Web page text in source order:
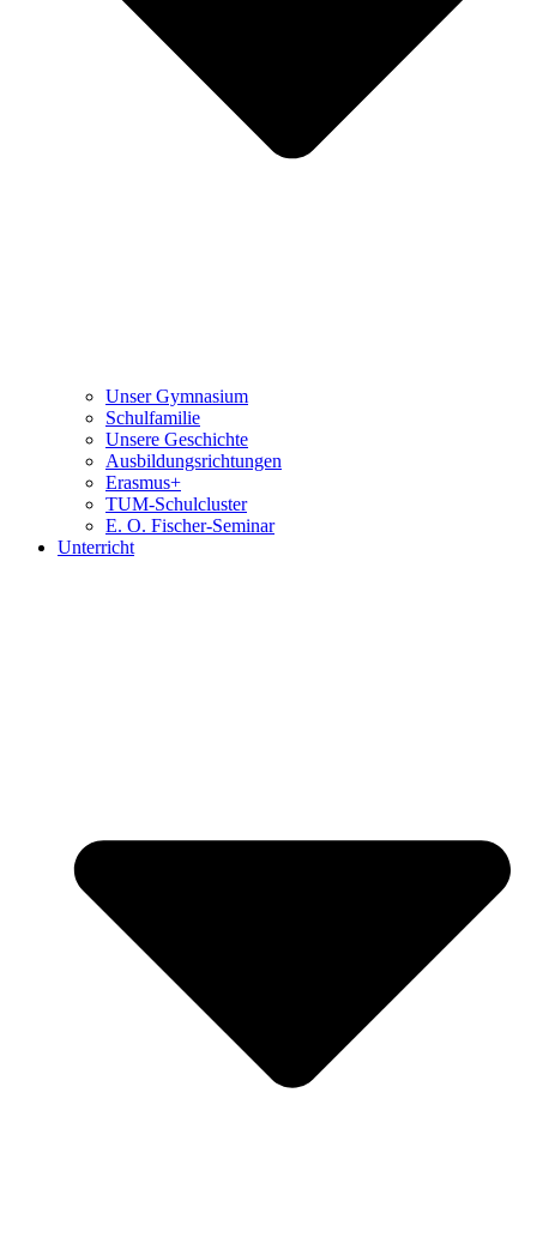
Unser Gymnasium
Schulfamilie
Unsere Geschichte
Ausbildungsrichtungen
Erasmus+
TUM-Schulcluster
E. O. Fischer-Seminar
Unterricht